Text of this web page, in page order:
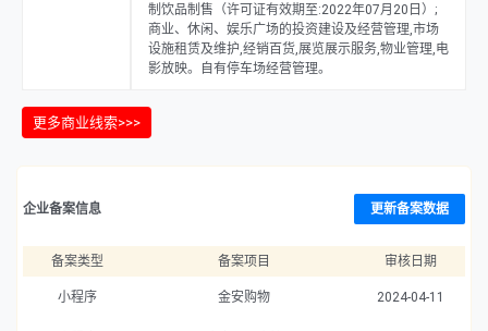
制饮品制售（许可证有效期至:2022年07月20日）;
商业、休闲、娱乐广场的投资建设及经营管理,市场
设施租赁及维护,经销百货,展览展示服务,物业管理,电
影放映。自有停车场经营管理。
更多商业线索>>>
企业备案信息 更新备案数据
备案类型 备案项目 审核日期
小程序 金安购物 2024-04-11